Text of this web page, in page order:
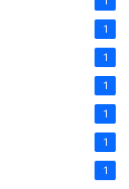
1
1
1
1
1
1